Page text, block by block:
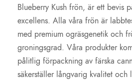
Blueberry Kush frön, är ett bevis
excellens. Alla våra frön är
med premium ogräsgenetik och
groningsgrad. Våra produkter
pålitlig förpackning av färska
säkerställer långvarig kvalitet och